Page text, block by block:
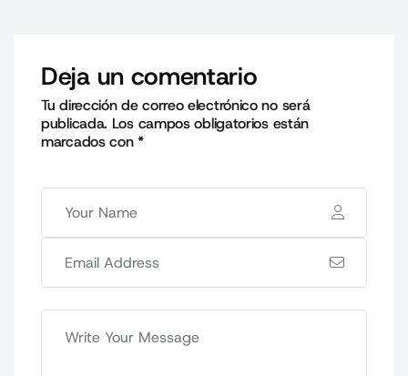
Deja un comentario
Tu dirección de correo electrónico no será
publicada. Los campos obligatorios están
marcados con*